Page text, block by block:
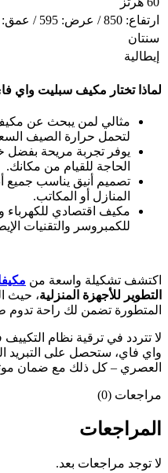
ارتفاع: 850 / عرض: 595 / عمق: 565
سنتان
إيطالية
لماذا تختار مكيف سبليت واي
مثالي لمن يبحث عن
لتحمل حرارة الصيف
يوفر تجربة مريحة بفضل
الحاجة للقيام من مكانك.
تصميم أنيق يناسب جميع
المنازل أو المكاتب.
مكيف اقتصادي للكهرباء
للكمبروسر والتقنيات
اكتشف تشكيلة واسعة من
التطوير للأجهزة المنزلية، حيث
المتطورة تضمن لك راحة تدوم
لا تتردد في ترقية نظام
واي فاي، ستحصل على التبريد
العصري – كل ذلك مع ضمان
مراجعات (0)
المراجعات
لا توجد مراجعات بعد.